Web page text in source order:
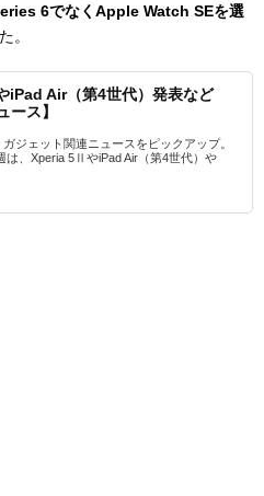
6でなくApple Watch SEを選
。
Air（第4世代）発表など
ース】
ジェット関連ニュースをピックアップ。
は、Xperia 5ⅡやiPad Air（第4世代）や